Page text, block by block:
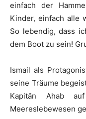
einfach der
Kinder, einfach alle
So lebendig, dass
dem Boot zu sein!
Ismail als
seine Träume
Kapitän Ahab
Meereslebewesen